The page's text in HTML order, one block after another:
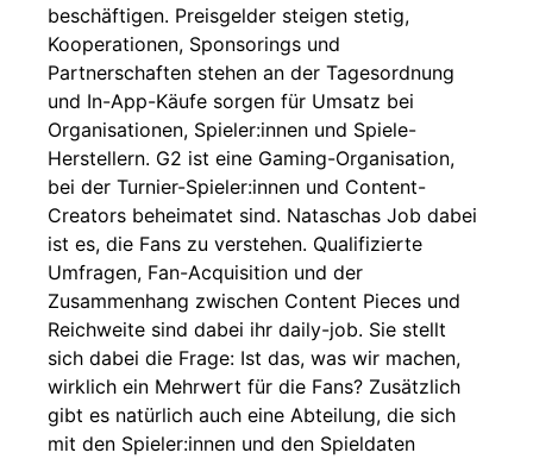
beschäftigen. Preisgelder steigen stetig,
Kooperationen, Sponsorings und
Partnerschaften stehen an der Tagesordnung
und In-App-Käufe sorgen für Umsatz bei
Organisationen, Spieler:innen und Spiele-
Herstellern. G2 ist eine Gaming-Organisation,
bei der Turnier-Spieler:innen und Content-
Creators beheimatet sind. Nataschas Job dabei
ist es, die Fans zu verstehen. Qualifizierte
Umfragen, Fan-Acquisition und der
Zusammenhang zwischen Content Pieces und
Reichweite sind dabei ihr daily-job. Sie stellt
sich dabei die Frage: Ist das, was wir machen,
wirklich ein Mehrwert für die Fans? Zusätzlich
gibt es natürlich auch eine Abteilung, die sich
mit den Spieler:innen und den Spieldaten